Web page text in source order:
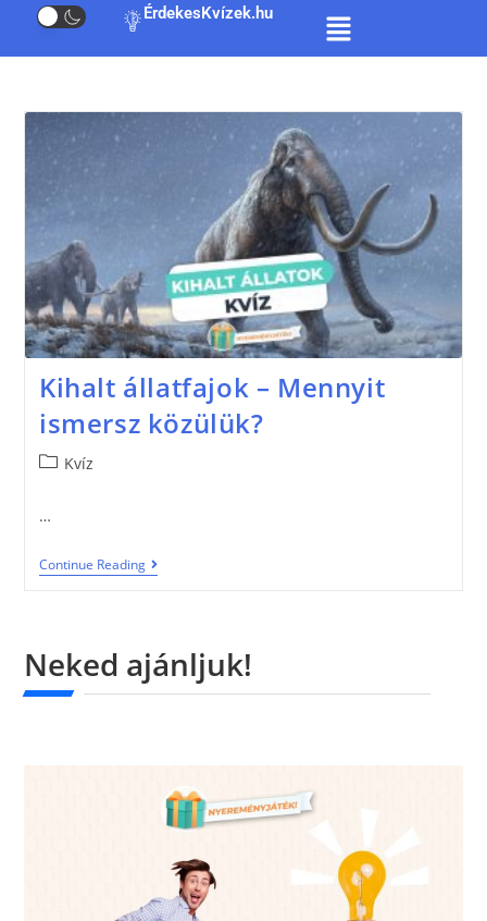
ÉrdekesKvízek.hu
Kihalt állatfajok – Mennyit
ismersz közülük?
Kvíz
…
Continue Reading
Neked ajánljuk!